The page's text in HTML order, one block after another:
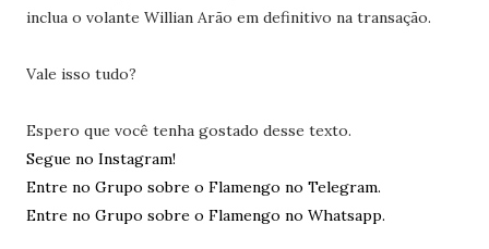
inclua o volante Willian Arão em definitivo na transação.
Vale isso tudo?
Espero que você tenha gostado desse texto.
Segue no Instagram!
Entre no Grupo sobre o Flamengo no Telegram.
Entre no Grupo sobre o Flamengo no Whatsapp.